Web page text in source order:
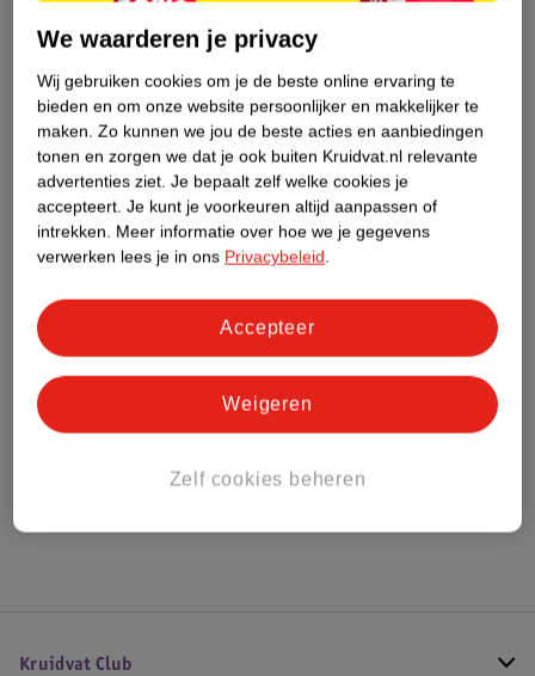
Nature Impact Score
Dit product heeft (nog) geen Nature
Impact Score.
Meer informatie
Bestel & Bezorginformatie
Bekijk ook
Kruidvat Club
We waarderen je privacy
Wij gebruiken cookies om je de beste online ervaring te
bieden en om onze website persoonlijker en makkelijker te
maken. Zo kunnen we jou de beste acties en aanbiedingen
tonen en zorgen we dat je ook buiten Kruidvat.nl relevante
advertenties ziet. Je bepaalt zelf welke cookies je
accepteert. Je kunt je voorkeuren altijd aanpassen of
intrekken. Meer informatie over hoe we je gegevens
verwerken lees je in ons Privacybeleid.
Zelf cookies beheren
Weigeren
Accepteer